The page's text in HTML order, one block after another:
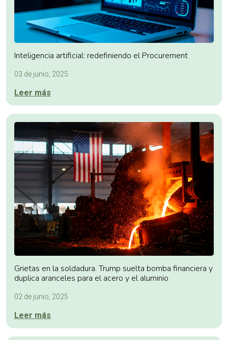
Inteligencia artificial: redefiniendo el Procurement
03 de junio, 2025
Leer más
Grietas en la soldadura. Trump suelta bomba financiera y
duplica aranceles para el acero y el aluminio
02 de junio, 2025
Leer más